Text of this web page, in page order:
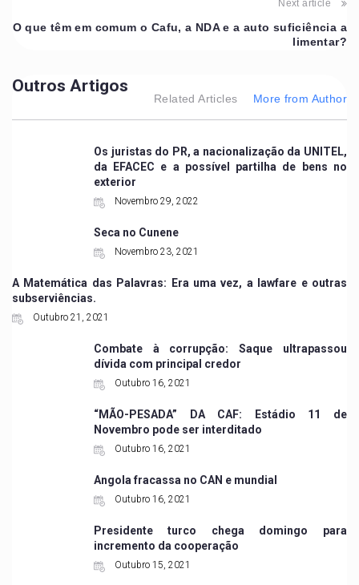
Next article
O que têm em comum o Cafu, a NDA e a auto suficiência a
limentar?
Outros Artigos
Related Articles More from Author
Os juristas do PR, a nacionalização da UNITEL,
da EFACEC e a possível partilha de bens no
exterior
Novembro 29, 2022
Seca no Cunene
Novembro 23, 2021
A Matemática das Palavras: Era uma vez, a lawfare e outras
subserviências.
Outubro 21, 2021
Combate à corrupção: Saque ultrapassou
dívida com principal credor
Outubro 16, 2021
“MÃO-PESADA” DA CAF: Estádio 11 de
Novembro pode ser interditado
Outubro 16, 2021
Angola fracassa no CAN e mundial
Outubro 16, 2021
Presidente turco chega domingo para
incremento da cooperação
Outubro 15, 2021